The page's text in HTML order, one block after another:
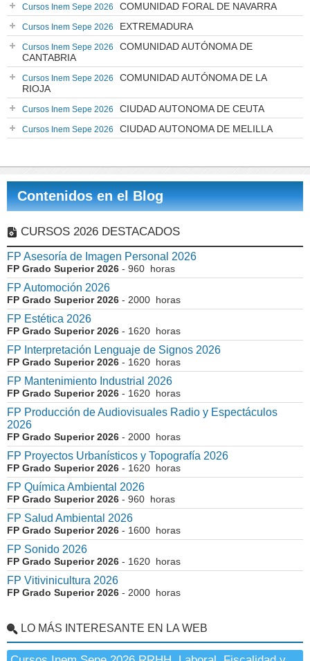
Cursos Inem Sepe 2026 COMUNIDAD FORAL DE NAVARRA
Cursos Inem Sepe 2026 EXTREMADURA
Cursos Inem Sepe 2026
COMUNIDAD AUTÓNOMA DE
CANTABRIA
Cursos Inem Sepe 2026
COMUNIDAD AUTÓNOMA DE LA
RIOJA
Cursos Inem Sepe 2026 CIUDAD AUTONOMA DE CEUTA
Cursos Inem Sepe 2026 CIUDAD AUTONOMA DE MELILLA
Contenidos en el Blog
CURSOS 2026 DESTACADOS
FP Asesoría de Imagen Personal 2026
FP Grado Superior 2026 - 960 horas
FP Automoción 2026
FP Grado Superior 2026 - 2000 horas
FP Estética 2026
FP Grado Superior 2026 - 1620 horas
FP Interpretación Lenguaje de Signos 2026
FP Grado Superior 2026 - 1620 horas
FP Mantenimiento Industrial 2026
FP Grado Superior 2026 - 1620 horas
FP Producción de Audiovisuales Radio y Espectáculos
2026
FP Grado Superior 2026 - 2000 horas
FP Proyectos Urbanísticos y Topografía 2026
FP Grado Superior 2026 - 1620 horas
FP Química Ambiental 2026
FP Grado Superior 2026 - 960 horas
FP Salud Ambiental 2026
FP Grado Superior 2026 - 1600 horas
FP Sonido 2026
FP Grado Superior 2026 - 1620 horas
FP Vitivinicultura 2026
FP Grado Superior 2026 - 2000 horas
LO MÁS INTERESANTE EN LA WEB